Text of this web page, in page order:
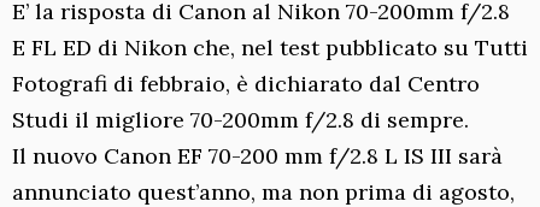
E’ la risposta di Canon al Nikon 70-200mm f/2.8
E FL ED di Nikon che, nel test pubblicato su Tutti
Fotografi di febbraio, è dichiarato dal Centro
Studi il migliore 70-200mm f/2.8 di sempre.
Il nuovo Canon EF 70-200 mm f/2.8 L IS III sarà
annunciato quest’anno, ma non prima di agosto,